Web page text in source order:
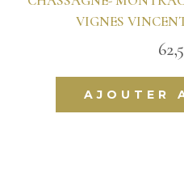
VIGNES
AJOUTER